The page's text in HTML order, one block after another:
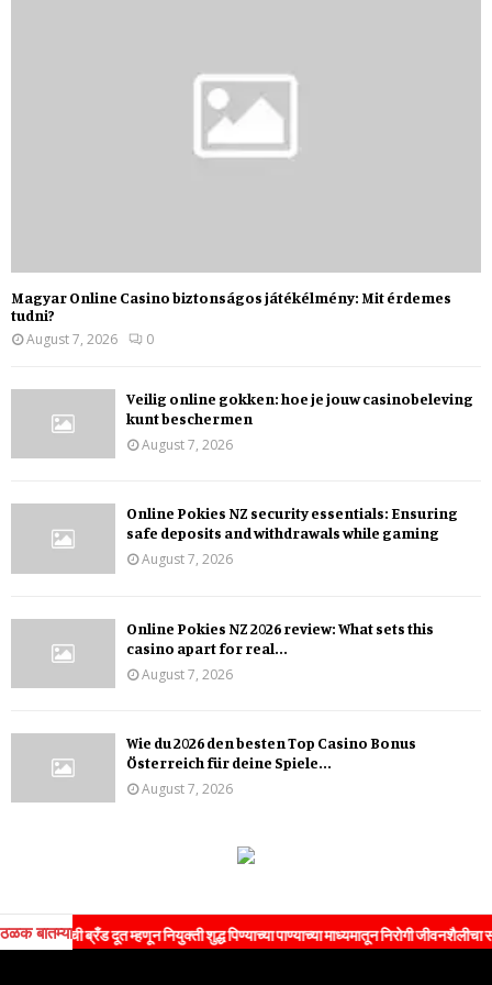
Magyar Online Casino biztonságos játékélmény: Mit érdemes
tudni?
August 7, 2026
0
Veilig online gokken: hoe je jouw casinobeleving
kunt beschermen
August 7, 2026
Online Pokies NZ security essentials: Ensuring
safe deposits and withdrawals while gaming
August 7, 2026
Online Pokies NZ 2026 review: What sets this
casino apart for real...
August 7, 2026
Wie du 2026 den besten Top Casino Bonus
Österreich für deine Spiele...
August 7, 2026
ठळक बातम्या
ब्रँड दूत म्हणून नियुक्ती शुद्ध पिण्याच्या पाण्याच्या माध्यमातून निरोगी जीवनशैलीचा संदेश